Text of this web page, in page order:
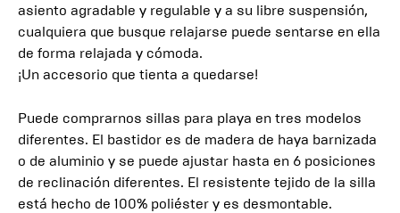
asiento agradable y regulable y a su libre suspensión,
cualquiera que busque relajarse puede sentarse en ella
de forma relajada y cómoda.
¡Un accesorio que tienta a quedarse!
Puede comprarnos sillas para playa en tres modelos
diferentes. El bastidor es de madera de haya barnizada
o de aluminio y se puede ajustar hasta en 6 posiciones
de reclinación diferentes. El resistente tejido de la silla
está hecho de 100% poliéster y es desmontable.